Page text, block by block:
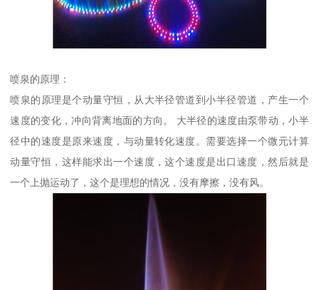
喷泉的原理：
喷泉的原理是个动量守恒，从大半径管道到小半径管道，产生一个
速度的变化，冲向背离地面的方向。 大半径的速度由泵带动，小半
径中的速度是原来速度，与动量转化速度。需要选择一个微元计算
动量守恒，这样能求出一个速度，这个速度是出口速度，然后就是
一个上抛运动了，这个是理想的情况，没有摩擦，没有风。